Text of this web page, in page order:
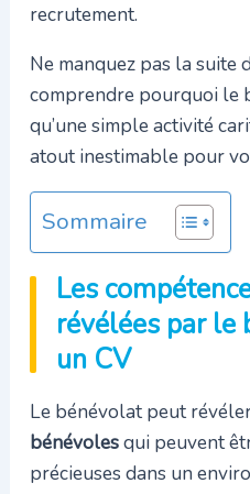
recrutement.
Ne manquez pas la suite
comprendre pourquoi le
qu’une simple activité
atout inestimable pour
Sommaire
Les
révélées par le
un CV
Le bénévolat peut
bénévolesqui peuvent
précieuses dans un